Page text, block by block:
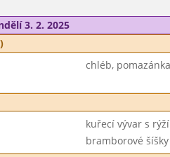
3. 2. 2025
chléb,
kuřecí vývar s rýží
bramborové